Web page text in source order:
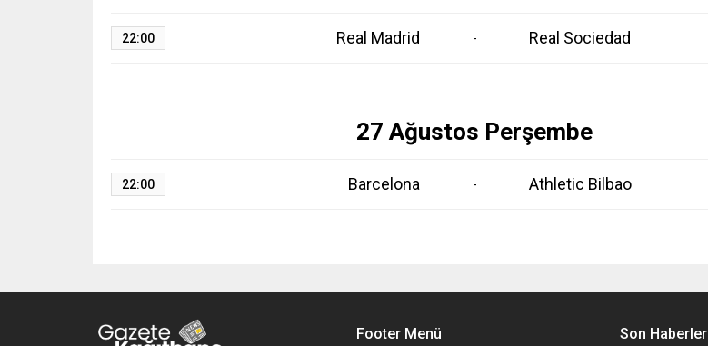
22:00 Real Madrid - Real Sociedad
27 Ağustos Perşembe
22:00 Barcelona - Athletic Bilbao
Footer Menü Son Haberler